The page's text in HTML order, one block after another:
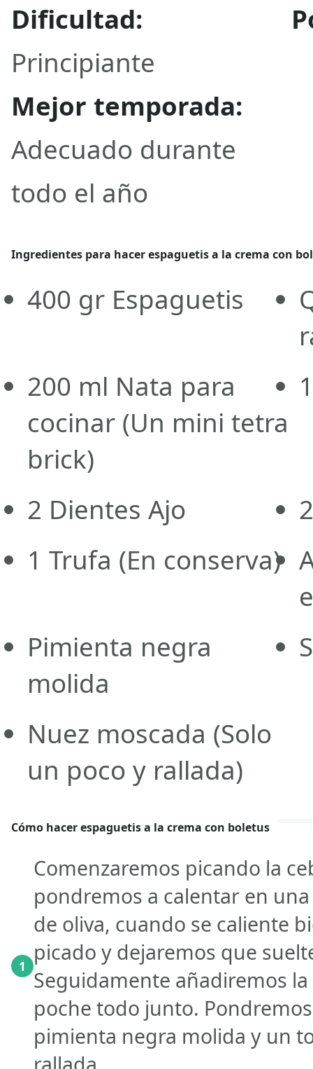
Dificultad:
Principiante
Mejor temporada:
Adecuado durante
todo el año
Ingredientes para hacer espaguetis a la crema con
400 grEspaguetis
200 ml Nata para
cocinar (Un mini tetra
brick)
2 Dientes Ajo
1 Trufa (En conserva)
Pimienta negra
molida
Nuez moscada (Solo
un poco y rallada)
Cómo hacer espaguetis a la crema con boletus
1
Comenzaremos picando la
pondremos a calentar en
de oliva, cuando se caliente
picado y dejaremos que
Seguidamente añadiremos
poche todo junto.
pimienta negra molida y un